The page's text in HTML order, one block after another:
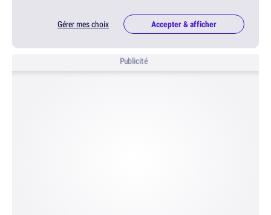
Gérer mes choix Accepter & afficher
Publicité